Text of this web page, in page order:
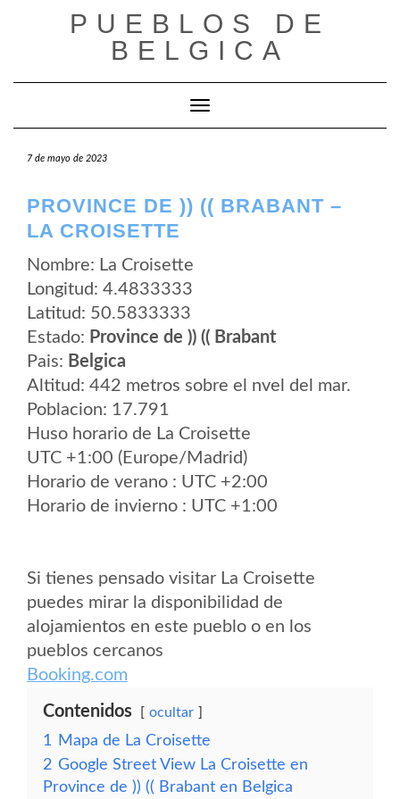
PUEBLOS DE
BELGICA
Cambiar modo de navegación
7 de mayo de 2023
PROVINCE DE )) (( BRABANT –
LA CROISETTE
Nombre: La Croisette
Longitud: 4.4833333
Latitud: 50.5833333
Estado: Province de )) (( Brabant
Pais: Belgica
Altitud: 442 metros sobre el nvel del mar.
Poblacion: 17.791
Huso horario de La Croisette
UTC +1:00 (Europe/Madrid)
Horario de verano : UTC +2:00
Horario de invierno : UTC +1:00
Si tienes pensado visitar La Croisette
puedes mirar la disponibilidad de
alojamientos en este pueblo o en los
pueblos cercanos
Booking.com
Contenidos ocultar
1
Mapa de La Croisette
2 Google Street View La Croisette en
Province de )) (( Brabant en Belgica